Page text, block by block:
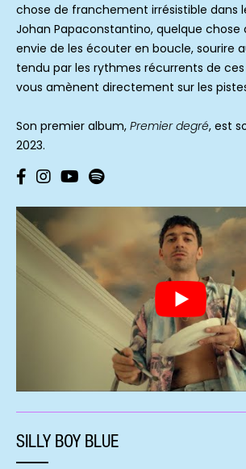
chose de franchement irrésistible dans
Johan Papaconstantino, quelque chose
envie de les écouter en boucle, sourire
tendu par les rythmes récurrents de
vous amènent directement sur les
Son premier album, Premier degré, est
2023.
SILLY BOY BLUE